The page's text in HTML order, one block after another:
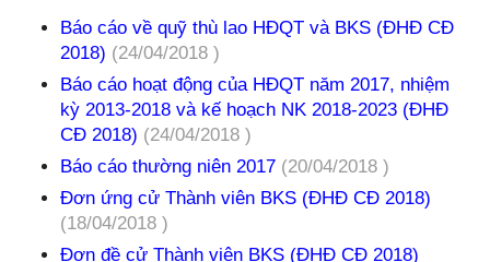
Báo cáo về quỹ thù lao HĐQT và BKS (ĐHĐ CĐ
2018) (24/04/2018 )
Báo cáo hoạt động của HĐQT năm 2017, nhiệm
kỳ 2013-2018 và kế hoạch NK 2018-2023 (ĐHĐ
CĐ 2018) (24/04/2018 )
Báo cáo thường niên 2017 (20/04/2018 )
Đơn ứng cử Thành viên BKS (ĐHĐ CĐ 2018)
(18/04/2018 )
Đơn đề cử Thành viên BKS (ĐHĐ CĐ 2018)